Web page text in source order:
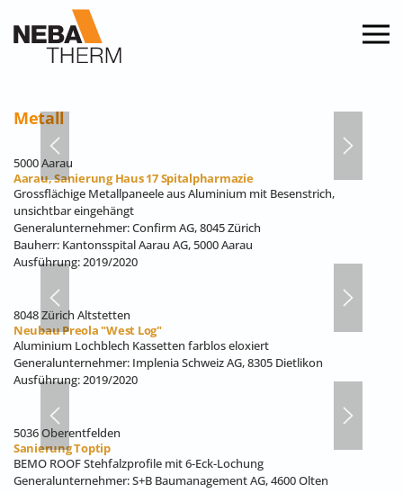
Zum Hauptinhalt springen
Metall
5000 Aarau
Aarau, Sanierung Haus 17 Spitalpharmazie
Grossflächige Metallpaneele aus Aluminium mit Besenstrich,
unsichtbar eingehängt
Generalunternehmer: Confirm AG, 8045 Zürich
Bauherr: Kantonsspital Aarau AG, 5000 Aarau
Ausführung: 2019/2020
8048 Zürich Altstetten
Neubau Preola "West Log"
Aluminium Lochblech Kassetten farblos eloxiert
Generalunternehmer: Implenia Schweiz AG, 8305 Dietlikon
Ausführung: 2019/2020
5036 Oberentfelden
Sanierung Toptip
BEMO ROOF Stehfalzprofile mit 6-Eck-Lochung
Generalunternehmer: S+B Baumanagement AG, 4600 Olten